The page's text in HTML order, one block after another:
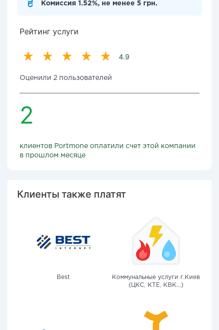
Комиссия 1.52%, не менее 5 грн.
Рейтинг услуги
4.9
Оценили 2 пользователей
2
клиентов Portmone оплатили счет этой компании
в прошлом месяце
Клиенты также платят
Best
Коммунальные услуги г.Киев
(ЦКС, КТЕ, КВК...)